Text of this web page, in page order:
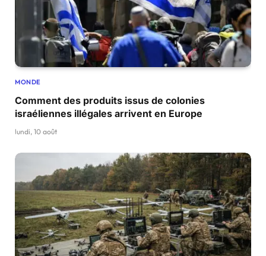
MONDE
Comment des produits issus de colonies
israéliennes illégales arrivent en Europe
lundi, 10 août